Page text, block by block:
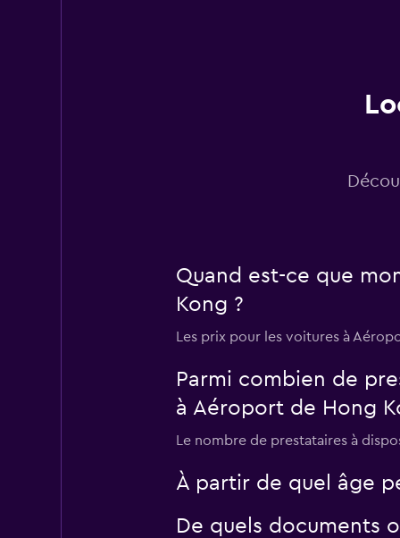
Quand est-ce que
Kong ?
Les prix pour les voitures à
Parmi combien de
à Aéroport de Hong
Le nombre de prestataires à
À partir de quel âge
De quels documents